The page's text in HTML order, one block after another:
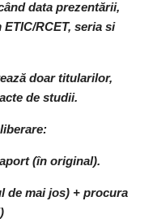
data prezentării,
RCET, seria si
doar titularilor,
de studii.
(în original).
de mai jos) + procura